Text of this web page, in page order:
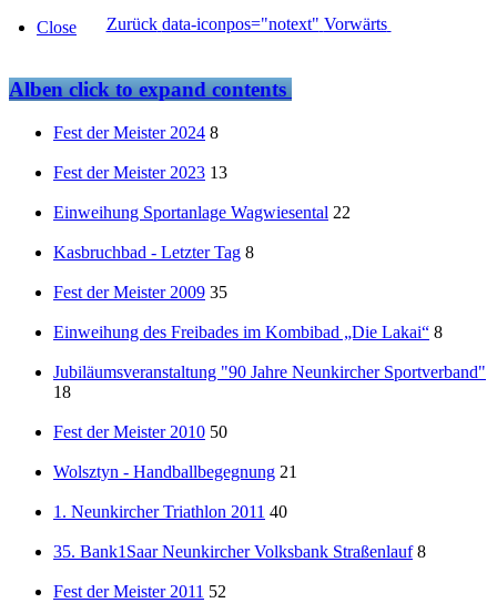
Zurück data-iconpos="notext" Vorwärts
Close
Albenclick to expand contents
Fest der Meister 2024 8
Fest der Meister 2023 13
Einweihung Sportanlage Wagwiesental 22
Kasbruchbad - Letzter Tag 8
Fest der Meister 2009 35
Einweihung des Freibades im Kombibad „Die Lakai“ 8
Jubiläumsveranstaltung "90 Jahre Neunkircher Sportverband"
18
Fest der Meister 2010 50
Wolsztyn - Handballbegegnung 21
1. Neunkircher Triathlon 2011 40
35. Bank1Saar Neunkircher Volksbank Straßenlauf 8
Fest der Meister 2011 52